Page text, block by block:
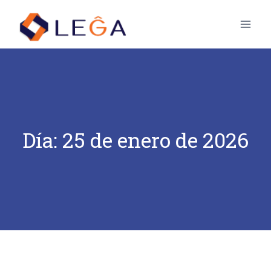
Día: 25 de enero de 2026